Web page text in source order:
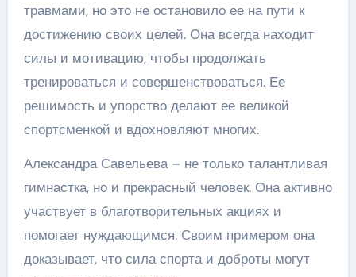
травмами, но это не остановило ее на пути к
достижению своих целей. Она всегда находит
силы и мотивацию, чтобы продолжать
тренироваться и совершенствоваться. Ее
решимость и упорство делают ее великой
спортсменкой и вдохновляют многих.
Александра Савельева – не только талантливая
гимнастка, но и прекрасный человек. Она активно
участвует в благотворительных акциях и
помогает нуждающимся. Своим примером она
доказывает, что сила спорта и доброты могут